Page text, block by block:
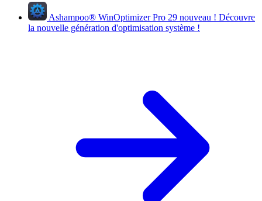
Ashampoo® WinOptimizer Pro 29 nouveau ! Découvre
la nouvelle génération d'optimisation système !